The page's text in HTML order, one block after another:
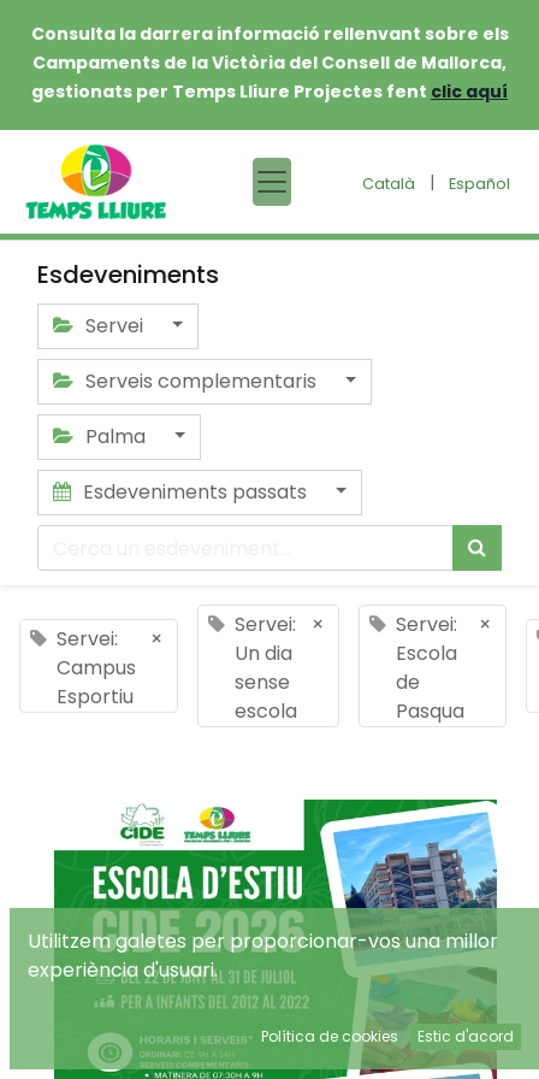
Consulta la darrera informació rellenvant sobre els
Campaments de la Victòria del Consell de Mallorca,
gestionats per Temps Lliure Projectes fent clic aquí
Català | Español
Esdeveniments
Servei
Serveis complementaris
Palma
Esdeveniments passats
Servei:
Campus
Esportiu
×
Servei:
Un dia
sense
escola
×
Servei:
Escola
de
Pasqua
×
Utilitzem galetes per proporcionar-vos una millor
experiència d'usuari.
Política de cookies Estic d'acord